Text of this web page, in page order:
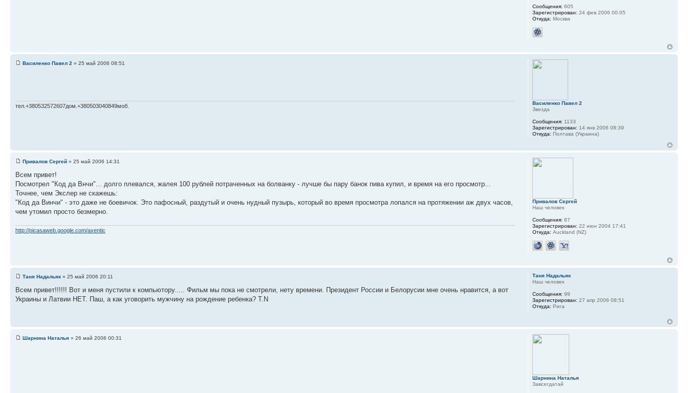
Сообщения: 605
Зарегистрирован: 24 фев 2006 00:05
Откуда: Москва
Василенко Павел 2 » 25 май 2006 08:51
тел.+380532572607дом.+380503040849моб.
Василенко Павел 2
Звезда
Сообщения: 1133
Зарегистрирован: 14 янв 2006 08:39
Откуда: Полтава (Украина)
Привалов Сергей » 25 май 2006 14:31
Всем привет!
Посмотрел "Код да Внчи"... долго плевался, жалея 100 рублей потраченных на болванку - лучше бы пару банок пива купил, и время на его просмотр...
Точнее, чем Экслер не скажешь:
"Код да Винчи" - это даже не боевичок. Это пафосный, раздутый и очень нудный пузырь, который во время просмотра лопался на протяжении аж двух часов,
чем утомил просто безмерно.
http://picasaweb.google.com/axentic
Привалов Сергей
Наш человек
Сообщения: 87
Зарегистрирован: 22 июн 2004 17:41
Откуда: Auckland (NZ)
Таня Надальяк » 25 май 2006 20:11
Всем привет!!!!!! Вот и меня пустили к компьютору..... Фильм мы пока не смотрели, нету времени. Президент России и Белорусии мне очень нравится, а вот
Украины и Латвии НЕТ. Паш, а как уговорить мужчину на рождение ребенка? T.N
Таня Надальяк
Наш человек
Сообщения: 99
Зарегистрирован: 27 апр 2006 08:51
Откуда: Рига
Шарнина Наталья » 26 май 2006 00:31
Шарнина Наталья
Завсегдатай